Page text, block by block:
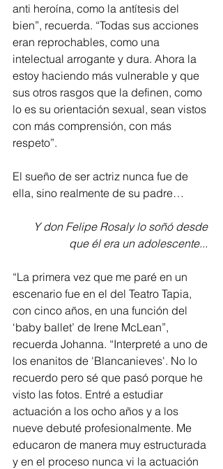
anti heroína, como la antítesis del
bien”, recuerda. “Todas sus acciones
eran reprochables, como una
intelectual arrogante y dura. Ahora la
estoy haciendo más vulnerable y que
sus otros rasgos que la definen, como
lo es su orientación sexual, sean vistos
con más comprensión, con más
respeto”.
El sueño de ser actriz nunca fue de
ella, sino realmente de su padre…
Y don Felipe Rosaly lo soñó desde
que él era un adolescente...
“La primera vez que me paré en un
escenario fue en el del Teatro Tapia,
con cinco años, en una función del
‘baby ballet’ de Irene McLean”,
recuerda Johanna. “Interpreté a uno de
los enanitos de 'Blancanieves'. No lo
recuerdo pero sé que pasó porque he
visto las fotos. Entré a estudiar
actuación a los ocho años y a los
nueve debuté profesionalmente. Me
educaron de manera muy estructurada
y en el proceso nunca vi la actuación